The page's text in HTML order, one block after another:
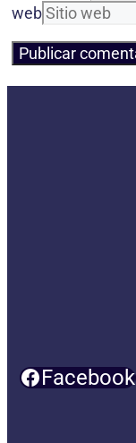
web
Facebook